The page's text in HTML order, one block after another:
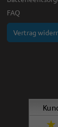
FAQ
Vertrag